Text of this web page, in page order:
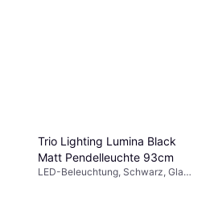
Trio Lighting Lumina Black
Matt Pendelleuchte 93cm
LED-Beleuchtung, Schwarz, Glas,